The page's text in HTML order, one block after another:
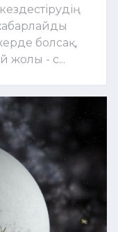
болсақ,
жолы - с...